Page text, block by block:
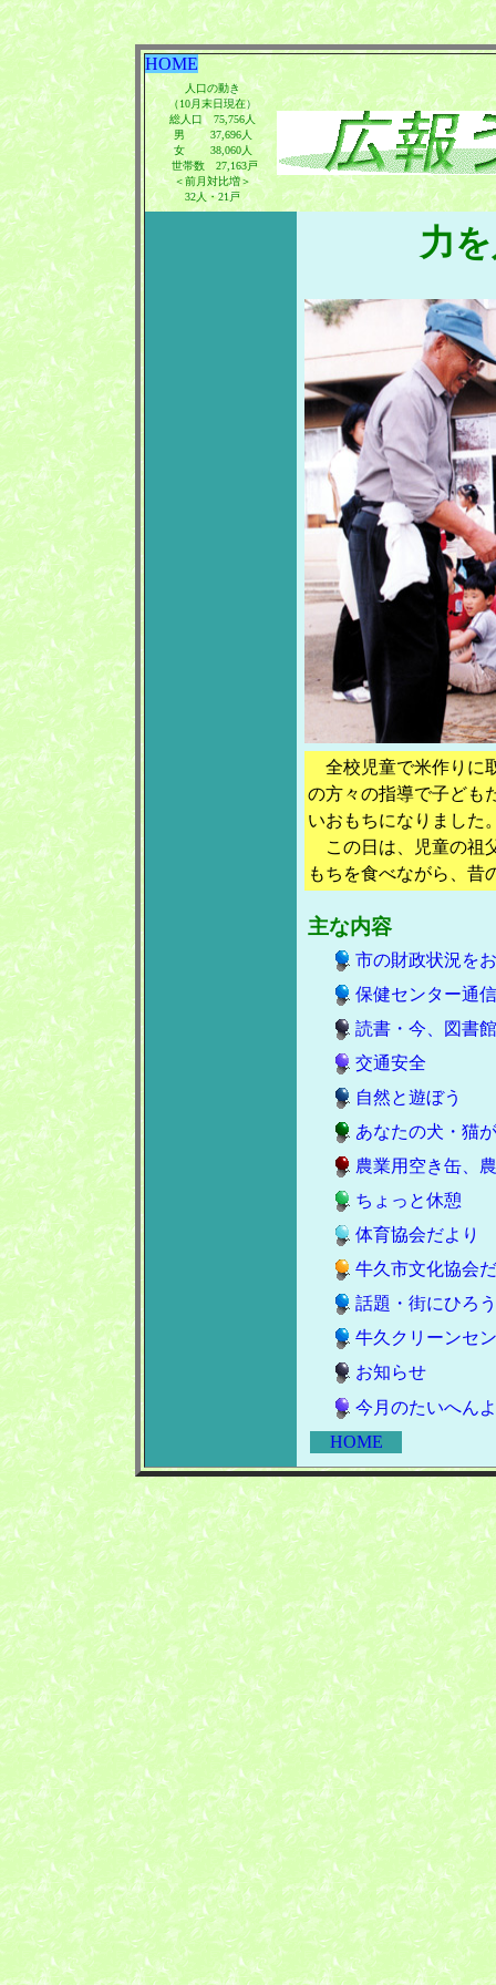
HOME
人口の動き
（10月末日現在）
総人口 75,756人
男 37,696人
女 38,060人
世帯数 27,163戸
＜前月対比増＞
32人・21戸
力
全校児童で米作りに
の方々の指導で子ども
いおもちになりました
この日は、児童の祖
もちを食べながら、昔
主な内容
市の財政状況を
保健センター通信
読書・今、図書
交通安全
自然と遊ぼう
あなたの犬・猫
農業用空き缶、
ちょっと休憩
体育協会だより
牛久市文化協会
話題・街にひろう
牛久クリーンセ
お知らせ
今月のたいへん
HOME